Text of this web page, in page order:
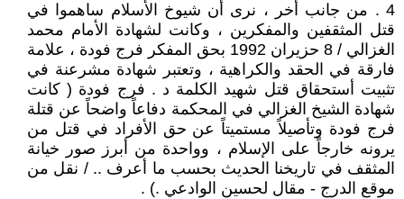
4 . من جانب أخر ، نرى أن شيوخ الأسلام ساهموا في
قتل المثقفين والمفكرين ، وكانت لشهادة الأمام محمد
الغزالي / 8 حزيران 1992 بحق المفكر فرج فودة ، علامة
فارقة في الحقد والكراهية ، وتعتبر شهادة مشرعنة في
تثبيت أستحقاق قتل شهيد الكلمة د . فرج فودة ( كانت
شهادة الشيخ الغزالي في المحكمة دفاعاً واضحاً عن قتلة
فرج فودة وتأصيلاً مستميتاً عن حق الأفراد في قتل من
يرونه خارجاً على الإسلام ، وواحدة من أبرز صور خيانة
المثقف في تاريخنا الحديث بحسب ما أعرف .. / نقل من
موقع الدرج - مقال لحسين الوادعي .) .